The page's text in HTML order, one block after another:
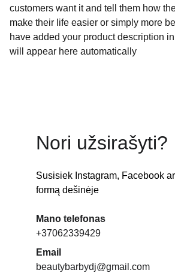
customers want it and tell them how
make their life easier or simply more
have added your product description
will appear here automatically
Nori užsirašyti?
Susisiek Instagram, Facebook
formą dešinėje
Mano telefonas
+37062339429
Email
beautybarbydj@gmail.com